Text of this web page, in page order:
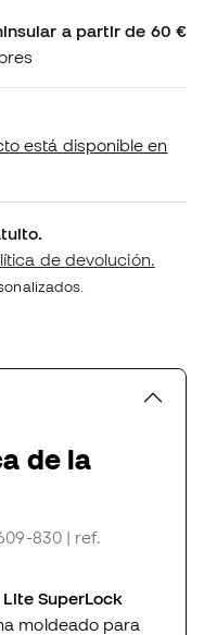
a partir de 60 €
está disponible en
de devolución.
de la
830 | ref.
SuperLock
moldeado para